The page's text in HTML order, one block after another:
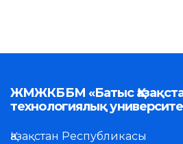
ЖМЖКББМ «Батыс
технологиялық
Қазақстан Республикасы